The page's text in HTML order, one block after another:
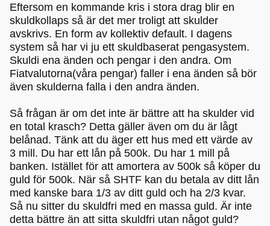
Eftersom en kommande kris i stora drag blir en
skuldkollaps så är det mer troligt att skulder
avskrivs. En form av kollektiv default. I dagens
system så har vi ju ett skuldbaserat pengasystem.
Skuldi ena änden och pengar i den andra. Om
Fiatvalutorna(våra pengar) faller i ena änden så bör
även skulderna falla i den andra änden.
Så frågan är om det inte är bättre att ha skulder vid
en total krasch? Detta gäller även om du är lågt
belånad. Tänk att du äger ett hus med ett värde av
3 mill. Du har ett lån på 500k. Du har 1 mill på
banken. Istället för att amortera av 500k så köper du
guld för 500k. När så SHTF kan du betala av ditt lån
med kanske bara 1/3 av ditt guld och ha 2/3 kvar.
Så nu sitter du skuldfri med en massa guld. Är inte
detta bättre än att sitta skuldfri utan något guld?